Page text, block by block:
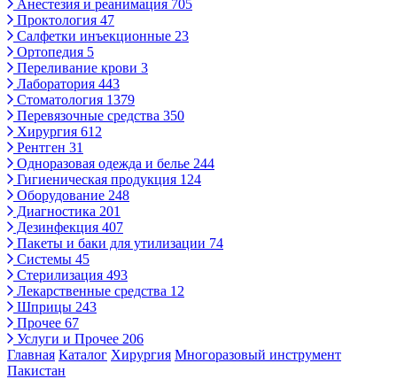
Анестезия и реанимация 705
Проктология 47
Салфетки инъекционные 23
Ортопедия 5
Переливание крови 3
Лаборатория 443
Стоматология 1379
Перевязочные средства 350
Хирургия 612
Рентген 31
Одноразовая одежда и белье 244
Гигиеническая продукция 124
Оборудование 248
Диагностика 201
Дезинфекция 407
Пакеты и баки для утилизации 74
Системы 45
Стерилизация 493
Лекарственные средства 12
Шприцы 243
Прочее 67
Услуги и Прочее 206
Главная Каталог Хирургия Многоразовый инструмент
Пакистан